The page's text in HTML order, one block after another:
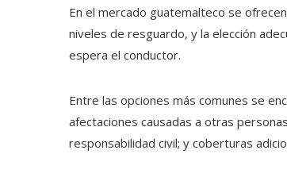
En el mercado guatemalteco se
niveles de resguardo, y la elección
espera el conductor.
Entre las opciones más comunes se
afectaciones causadas a otras
responsabilidad civil; y coberturas